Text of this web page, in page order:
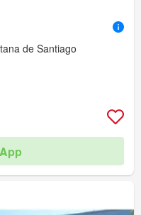
de Santiago